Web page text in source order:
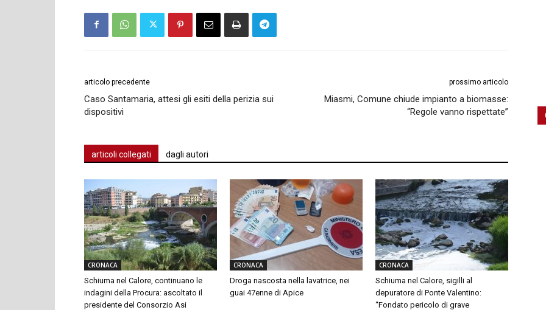
articolo precedente
Caso Santamaria, attesi gli esiti della perizia sui
dispositivi
prossimo articolo
Miasmi, Comune chiude impianto a biomasse:
“Regole vanno rispettate”
articoli collegati dagli autori
CRONACA
Schiuma nel Calore, continuano le
indagini della Procura: ascoltato il
presidente del Consorzio Asi
CRONACA
Droga nascosta nella lavatrice, nei
guai 47enne di Apice
CRONACA
Schiuma nel Calore, sigilli al
depuratore di Ponte Valentino:
“Fondato pericolo di grave